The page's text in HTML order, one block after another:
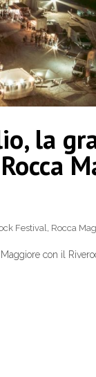
la
Festival, Rocca
con il